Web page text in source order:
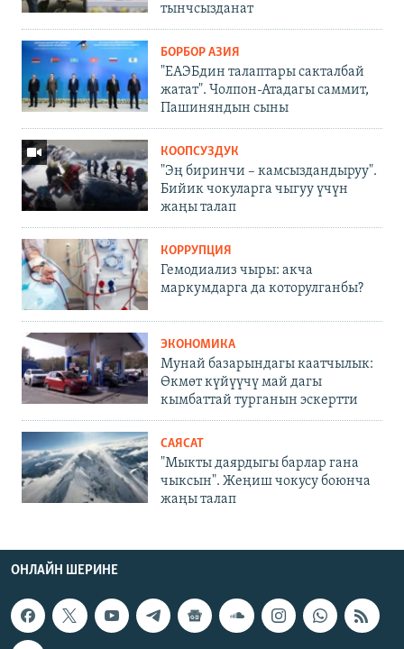
тынчсызданат
БОРБОР АЗИЯ
"ЕАЭБдин талаптары сакталбай
жатат". Чолпон-Атадагы саммит,
Пашиняндын сыны
КООПСУЗДУК
"Эң биринчи – камсыздандыруу".
Бийик чокуларга чыгуу үчүн
жаңы талап
КОРРУПЦИЯ
Гемодиализ чыры: акча
маркумдарга да которулганбы?
ЭКОНОМИКА
Мунай базарындагы каатчылык:
Өкмөт күйүүчү май дагы
кымбаттай турганын эскертти
САЯСАТ
"Мыкты даярдыгы барлар гана
чыксын". Жеңиш чокусу боюнча
жаңы талап
ОНЛАЙН ШЕРИНЕ